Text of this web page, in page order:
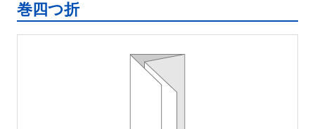
巻四つ折